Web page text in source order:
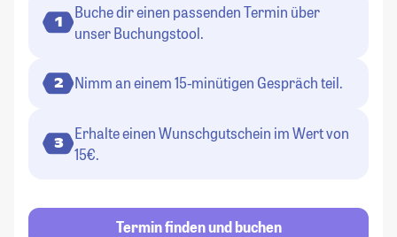
1
Buche dir einen passenden Termin über
unser Buchungstool.
2 Nimm an einem 15-minütigen Gespräch teil.
3
Erhalte einen Wunschgutschein im Wert von
15€.
Termin finden und buchen